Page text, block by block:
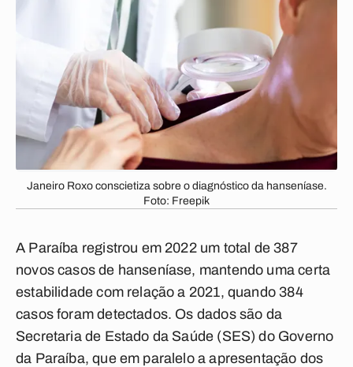
Janeiro Roxo conscietiza sobre o diagnóstico da hanseníase.
Foto: Freepik
A Paraíba registrou em 2022 um total de 387
novos casos de hanseníase, mantendo uma certa
estabilidade com relação a 2021, quando 384
casos foram detectados. Os dados são da
Secretaria de Estado da Saúde (SES) do Governo
da Paraíba, que em paralelo a apresentação dos